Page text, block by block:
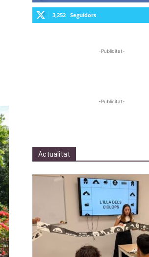
3,252 Seguidors
-Publicitat-
-Publicitat-
Actualitat